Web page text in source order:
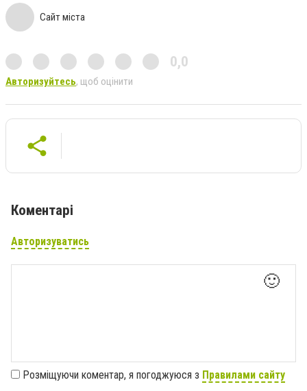
Сайт міста
0,0
Авторизуйтесь, щоб оцінити
Коментарі
Авторизуватись
🙂
Розміщуючи коментар, я погоджуюся з Правилами сайту